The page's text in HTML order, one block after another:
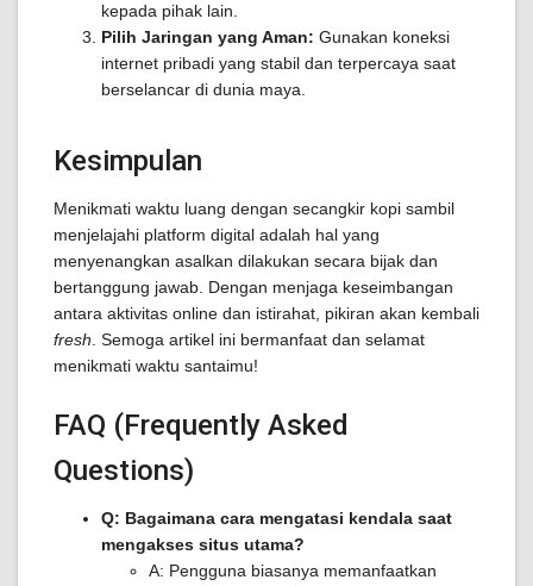
kepada pihak lain.
Pilih Jaringan yang Aman: Gunakan koneksi
internet pribadi yang stabil dan terpercaya saat
berselancar di dunia maya.
Kesimpulan
Menikmati waktu luang dengan secangkir kopi sambil
menjelajahi platform digital adalah hal yang
menyenangkan asalkan dilakukan secara bijak dan
bertanggung jawab. Dengan menjaga keseimbangan
antara aktivitas online dan istirahat, pikiran akan kembali
fresh . Semoga artikel ini bermanfaat dan selamat
menikmati waktu santaimu!
FAQ (Frequently Asked
Questions)
Q: Bagaimana cara mengatasi kendala saat
mengakses situs utama?
A: Pengguna biasanya memanfaatkan